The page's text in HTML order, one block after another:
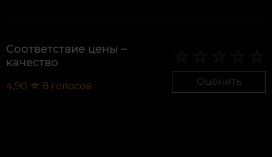
Соответствие цены –
качество
4,90 ☆ 8 голосов Оценить